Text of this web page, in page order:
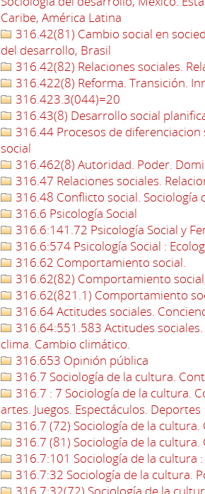
Caribe, América Latina
316.42(81) Cambio social en
del desarrollo, Brasil
316.42(82) Relaciones sociales.
316.422(8) Reforma. Transición.
316.423.3(044)=20
316.43(8) Desarrollo social
316.44 Procesos de
social
316.462(8) Autoridad. Poder.
316.47 Relaciones sociales.
316.48 Conflicto social. Sociología
316.6 Psicología Social
316.6:141.72 Psicología Social y
316.6:574 Psicología Social :
316.62 Comportamiento social.
316.62(82) Comportamiento
316.62(821.1) Comportamiento
316.64 Actitudes sociales.
316.64:551.583 Actitudes
clima. Cambio climático.
316.653 Opinión pública
316.7 Sociología de la cultura.
316.7 : 7 Sociología de la cultura.
artes. Juegos. Espectáculos. Deportes
316.7 (72) Sociología de la
316.7 (81) Sociología de la
316.7:101 Sociología de la cultura
316.7:32 Sociología de la cultura.